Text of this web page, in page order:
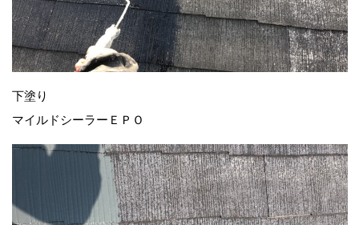
下塗り
マイルドシーラーＥＰＯ